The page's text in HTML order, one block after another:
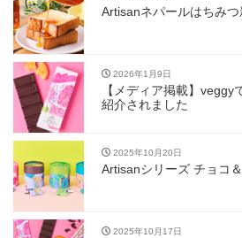
Artisanネパールはちみつ
2026年1月9日
【メディア掲載】
紹介されました
2025年10月20日
Artisanシリーズ チョコ
2025年10月17日